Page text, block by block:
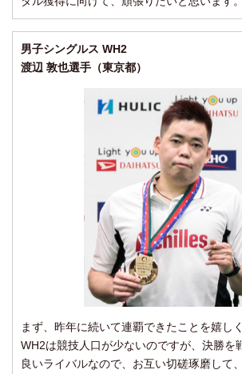
男子シングルス WH2
渡辺 敦也選手（東京都）
まず、昨年に続いて連覇できたことを嬉し
WH2は競技人口が少ないのですが、決勝を
良いライバルなので、お互い切磋琢磨して